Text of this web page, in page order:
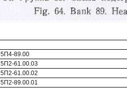
5П4-89.00
5П2-61.00.03
5П2-61.00.02
5П2-89.00.01